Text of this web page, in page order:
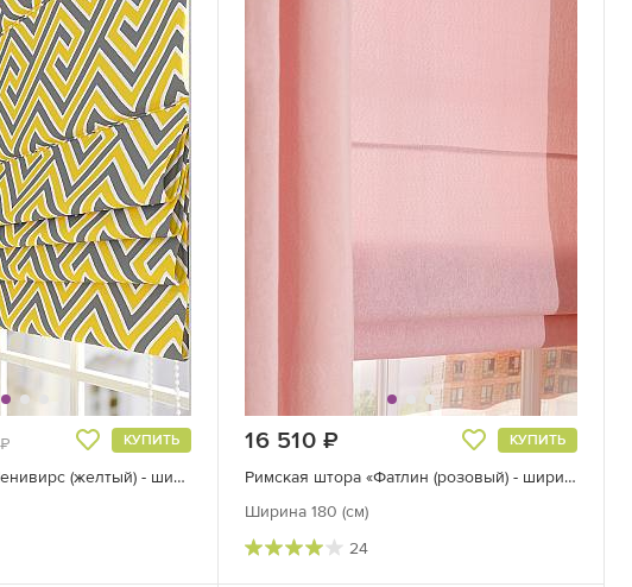
КУПИТЬ
Римская штора «Менивирс (желтый) - ширина 120 см»
16 510 КУПИТЬ
Римская штора «Фатлин (розовый) - ширина 180 см.»
Ширина 180 (см)
24